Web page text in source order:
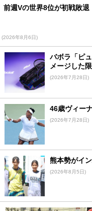
前週Vの世界8位が初戦敗退
(2026年8月6日)
バボラ「ピ
メージした
(2026年7月28日)
46歳ヴィー
(2026年7月28日)
熊本勢がイ
(2026年8月5日)